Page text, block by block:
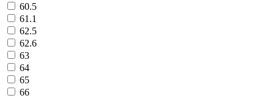
60.5
61.1
62.5
62.6
63
64
65
66